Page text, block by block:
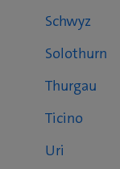
Schwyz
Solothurn
Thurgau
Ticino
Uri